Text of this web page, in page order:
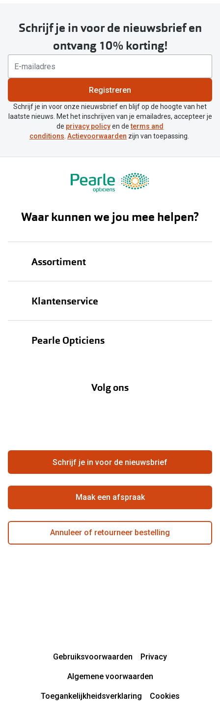
Schrijf je in voor de nieuwsbrief en
ontvang 10% korting!
Registreren
Schrijf je in voor onze nieuwsbrief en blijf op de hoogte van het
laatste nieuws. Met het inschrijven van je emailadres, accepteer je
de privacy policyen determs and
conditions. Actievoorwaarden zijn van toepassing.
Waar kunnen we jou mee helpen?
Assortiment
Klantenservice
Verzending
Hier de overeenkomst ontbinden
Zorgvergoeding
Pearle Opticiens
Ondernemen bij Pearle
Beste winkelketen
Actievoorwaarden
Volg ons
Schrijf je in voor de nieuwsbrief
Maak een afspraak
Annuleer of retourneer bestelling
Gebruiksvoorwaarden Privacy
Algemene voorwaarden
Toegankelijkheidsverklaring Cookies